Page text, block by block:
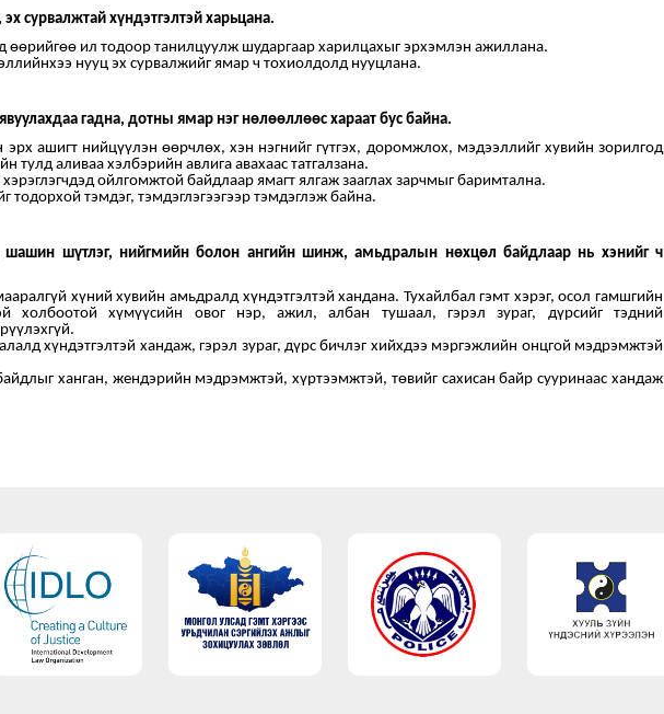
сурвалжтай хүндэтгэлтэй харьцана.
өөрийгөө ил тодоор танилцуулж шударгаар харилцахыг эрхэмлэн ажиллана.
нууц эх сурвалжийг ямар ч тохиолдолд нууцлана.
гадна, дотны ямар нэг нөлөөллөөс хараат бус байна.
ашигт нийцүүлэн өөрчлөх, хэн нэгнийг гүтгэх, доромжлох, мэдээллийг хувийн зорилгод
тулд аливаа хэлбэрийн авлига авахаас татгалзана.
ойлгомжтой байдлаар ямагт ялгаж зааглах зарчмыг баримтална.
тодорхой тэмдэг, тэмдэглэгээгээр тэмдэглэж байна.
шашин шүтлэг, нийгмийн болон ангийн шинж, амьдралын нөхцөл байдлаар нь хэнийг ч
хүний хувийн амьдралд хүндэтгэлтэй хандана. Тухайлбал гэмт хэрэг, осол гамшгийн
холбоотой хүмүүсийн овог нэр, ажил, албан тушаал, гэрэл зураг, дүрсийг тэдний
хүндэтгэлтэй хандаж, гэрэл зураг, дүрс бичлэг хийхдээ мэргэжлийн онцгой мэдрэмжтэй
ханган, жендэрийн мэдрэмжтэй, хүртээмжтэй, төвийг сахисан байр сууринаас хандаж